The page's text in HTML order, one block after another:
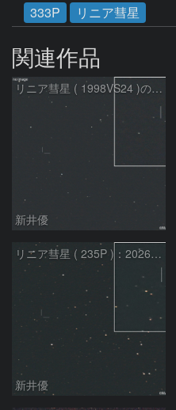
333P
リニア彗星
関連作品
リニア彗星 ( 1998VS24 )の予報位置：2026/07/27
新井優
リニア彗星 ( 235P )：2026/07/08
新井優